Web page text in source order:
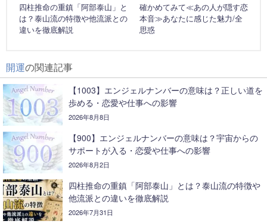
四柱推命の重鎮「阿部泰山」と
は？泰山流の特徴や他流派との
違いを徹底解説
確かめてみて≪あの人が隠す恋
本音≫あなたに感じた魅力/全
思惑
開運の関連記事
【1003】エンジェルナンバーの意味は？正しい道を
歩める・恋愛や仕事への影響
2026年8月8日
【900】エンジェルナンバーの意味は？宇宙からの
サポートが入る・恋愛や仕事への影響
2026年8月2日
四柱推命の重鎮「阿部泰山」とは？泰山流の特徴や
他流派との違いを徹底解説
2026年7月31日